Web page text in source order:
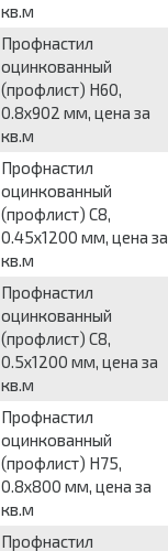
кв.м
Профнастил
оцинкованный
(профлист) Н60,
0.8х902 мм, цена за
кв.м
Профнастил
оцинкованный
(профлист) С8,
0.45х1200 мм, цена за
кв.м
Профнастил
оцинкованный
(профлист) С8,
0.5х1200 мм, цена за
кв.м
Профнастил
оцинкованный
(профлист) Н75,
0.8х800 мм, цена за
кв.м
Профнастил